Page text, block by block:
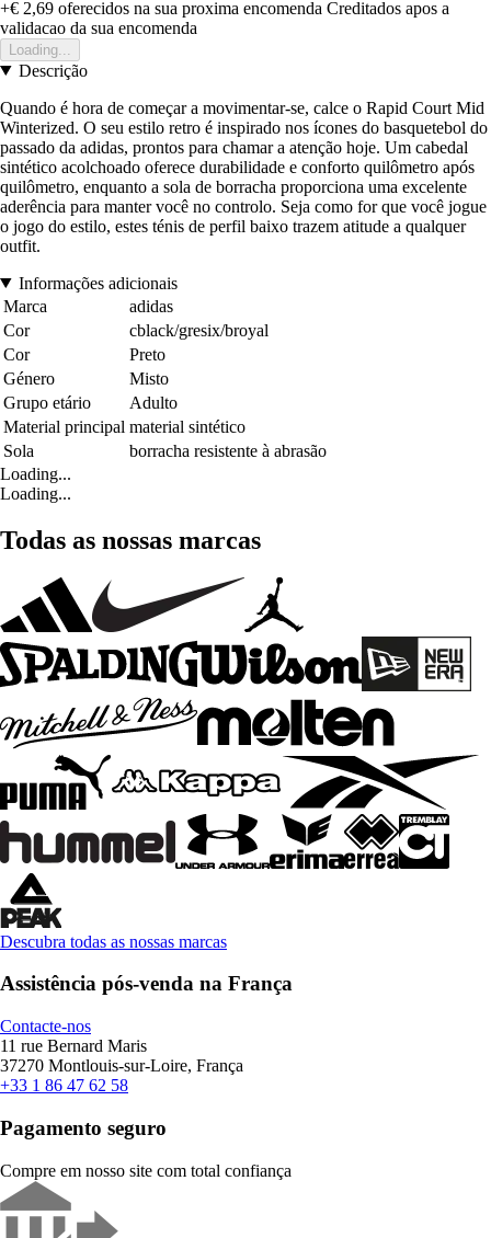
+€ 2,69 oferecidos na sua proxima encomenda Creditados apos a
validacao da sua encomenda
Loading...
Descrição
Quando é hora de começar a movimentar-se, calce o Rapid Court Mid
Winterized. O seu estilo retro é inspirado nos ícones do basquetebol do
passado da adidas, prontos para chamar a atenção hoje. Um cabedal
sintético acolchoado oferece durabilidade e conforto quilômetro após
quilômetro, enquanto a sola de borracha proporciona uma excelente
aderência para manter você no controlo. Seja como for que você jogue
o jogo do estilo, estes ténis de perfil baixo trazem atitude a qualquer
outfit.
Informações adicionais
Marca
adidas
Cor
cblack/gresix/broyal
Cor
Preto
Género
Misto
Grupo etário
Adulto
Material principal material sintético
Sola
borracha resistente à abrasão
Loading...
Loading...
Todas as nossas marcas
Descubra todas as nossas marcas
Assistência pós-venda na França
Contacte-nos
11 rue Bernard Maris
37270 Montlouis-sur-Loire, França
+33 1 86 47 62 58
Pagamento seguro
Compre em nosso site com total confiança